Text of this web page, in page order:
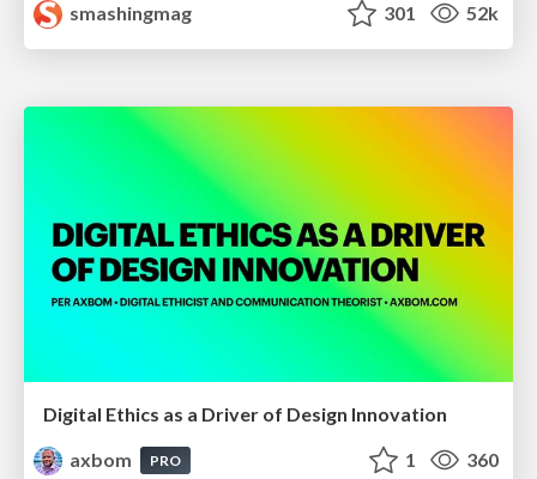
smashingmag
301 52k
Digital Ethics as a Driver of Design Innovation
axbom
PRO 1 360